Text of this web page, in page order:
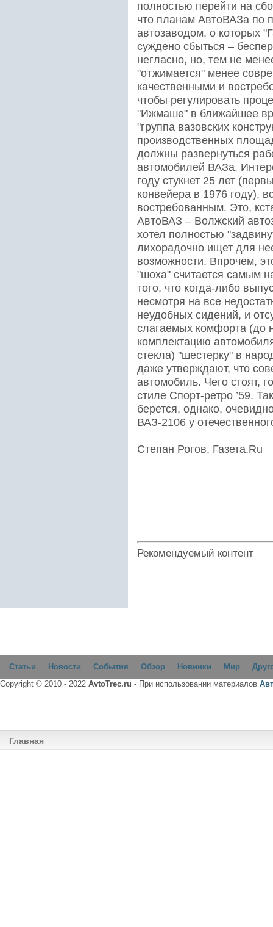
полностью перейти на
что планам АвтоВАЗа по
автозаводом, о которых
суждено сбыться –
негласно, но, тем не
"отжимается" менее
качественными и
чтобы регулировать
"Ижмаше" в ближайшее
"группа вазовских
производственных
должны развернуться
автомобилей ВАЗа.
году стукнет 25 лет
конвейера в 1976 году),
востребованным. Это,
АвтоВАЗ – Волжский
хотел полностью
лихорадочно ищет для
возможности. Впрочем,
"шоха" считается самым
того, что когда-либо
несмотря на все
неудобных сидений, и
слагаемых комфорта (до
комплектацию
стекла) "шестерку" в
даже утверждают, что
автомобиль. Чего стоят,
стиле Спорт-ретро ’59.
берется, однако,
ВАЗ-2106 у
Степан Рогов, Газета.Ru
Рекомендуемый контент
Статьи Новости События Обзор Новинки Мир
Copyright © 2010 - 2022 AvtoTrec.ru - При использовании материалов
Главная